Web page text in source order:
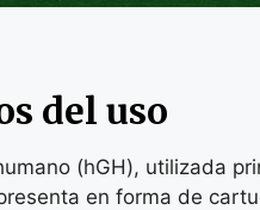
del uso
(hGH), utilizada
en forma de